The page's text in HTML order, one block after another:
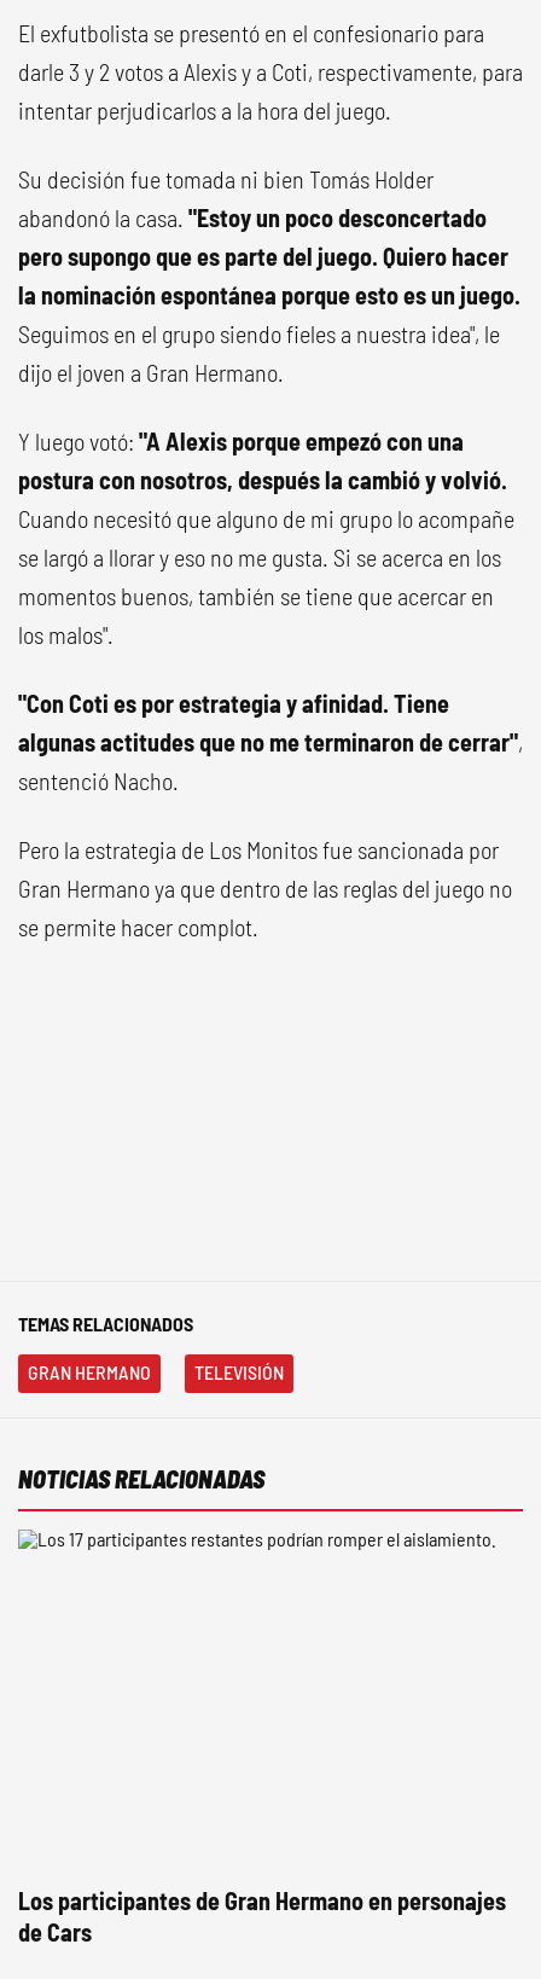
El exfutbolista se presentó en el confesionario para
darle 3 y 2 votos a Alexis y a Coti, respectivamente, para
intentar perjudicarlos a la hora del juego.
Su decisión fue tomada ni bien Tomás Holder
abandonó la casa. "Estoy un poco desconcertado
pero supongo que es parte del juego. Quiero hacer
la nominación espontánea porque esto es un juego.
Seguimos en el grupo siendo fieles a nuestra idea", le
dijo el joven a Gran Hermano.
Y luego votó: "A Alexis porque empezó con una
postura con nosotros, después la cambió y volvió.
Cuando necesitó que alguno de mi grupo lo acompañe
se largó a llorar y eso no me gusta. Si se acerca en los
momentos buenos, también se tiene que acercar en
los malos".
"Con Coti es por estrategia y afinidad. Tiene
algunas actitudes que no me terminaron de cerrar",
sentenció Nacho.
Pero la estrategia de Los Monitos fue sancionada por
Gran Hermano ya que dentro de las reglas del juego no
se permite hacer complot.
TEMAS RELACIONADOS
GRAN HERMANO TELEVISIÓN
NOTICIAS RELACIONADAS
Los participantes de Gran Hermano en personajes
de Cars